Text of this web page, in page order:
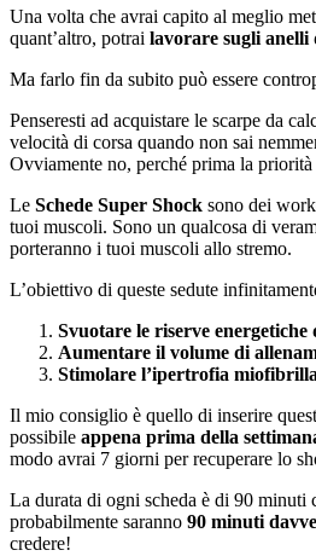
Una volta che avrai capito al meglio
quant’altro, potrai lavorare sugli anelli
Ma farlo fin da subito può essere
Penseresti ad acquistare le scarpe da
velocità di corsa quando non sai
Ovviamente no, perché prima la priorità
Le Schede Super Shock sono dei
tuoi muscoli. Sono un qualcosa di
porteranno i tuoi muscoli allo stremo.
L’obiettivo di queste sedute
Svuotare le riserve energetiche
Aumentare il volume di
Stimolare l’ipertrofia
Il mio consiglio è quello di inserire
possibile appena prima della
modo avrai 7 giorni per recuperare lo
La durata di ogni scheda è di 90 minuti
probabilmente saranno 90 minuti
credere!